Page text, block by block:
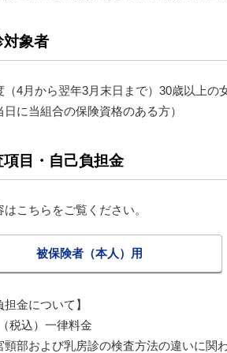
対象者
（4月から翌年3月末日まで）30歳以上の
日に当組合の保険資格のある方）
項目・自己負担金
はこちらをご覧ください。
被保険者（本人）用
担金について】
（税込）一律料金
頸部および乳房診の検査方法の違いに関